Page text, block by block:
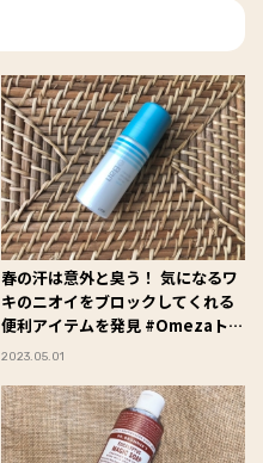
春の汗は意外と臭う！ 気になるワ
キのニオイをブロックしてくれる
便利アイテムを発見 #Omezaトー
ク
2023.05.01